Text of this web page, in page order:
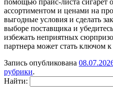
ассортиментом и ценами на
выгодные условия и сделать
выборе поставщика и
избежать неприятных
партнера может стать ключом
Запись опубликована
рубрики.
Найти: